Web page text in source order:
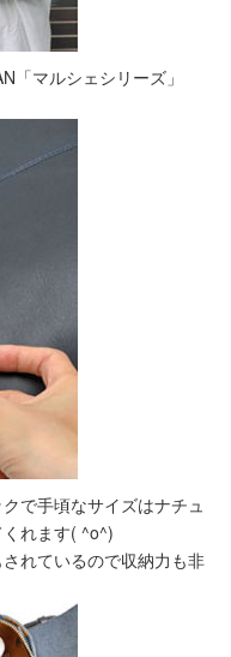
「マルシェシリーズ」
で手頃なサイズはナチュ
れます( ^o^)
れているので収納力も非